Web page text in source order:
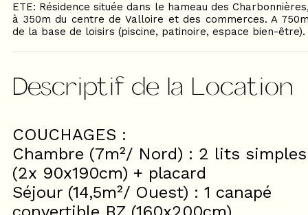
ETE: Résidence située dans le hameau des
à 350m du centre de Valloire et des commerces. A
de la base de loisirs (piscine, patinoire, espace bien-être).
Descriptif de la Location
COUCHAGES :
Chambre (7m²/ Nord) : 2 lits simples
(2x 90x190cm) + placard
Séjour (14,5m²/ Ouest) : 1 canapé